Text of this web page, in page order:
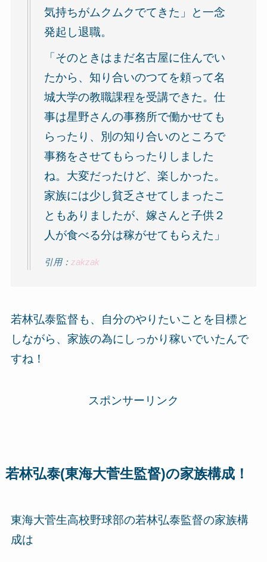
気持ちがムクムクでてきた」と一念
発起し退職。
「そのときはまだ名古屋に住んでい
たから、知り合いのつてを頼って名
城大学の教職課程を受講できた。仕
事は星野さんの事務所で働かせても
らったり、別の知り合いのところで
事務をさせてもらったりしました
ね。大変だったけど、楽しかった。
家族には少し貧乏させてしまったこ
ともありましたが、嫁さんと子供２
人が食べる分は稼がせてもらえた」
引用： zakzak
若林弘泰監督も、自分のやりたいことを目標と
しながら、家族の為にしっかり稼いでいたんで
すね！
スポンサーリンク
若林弘泰(東海大菅生監督)の家族構成！
東海大菅生高校野球部の若林弘泰監督の家族構
成は